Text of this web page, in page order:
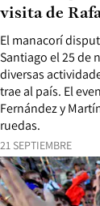
21 SEPTIEMBRE
El manacorí
Santiago el 25 de
diversas
trae al país. El
Fernández y
ruedas.
visita de